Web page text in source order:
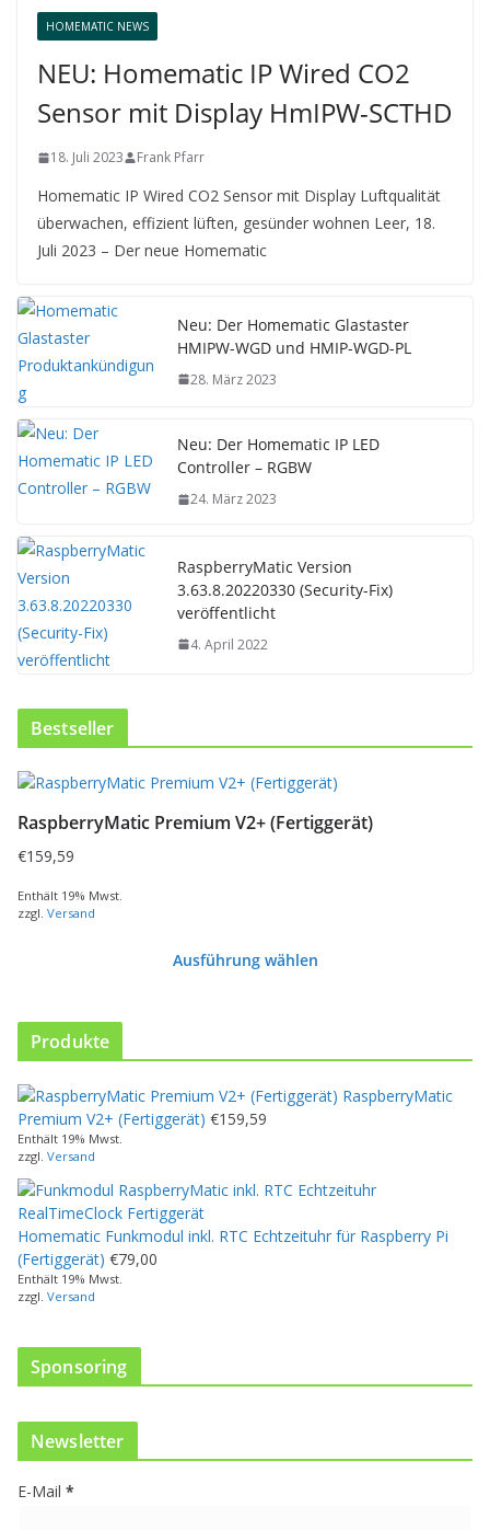
HOMEMATIC NEWS
NEU: Homematic IP Wired CO2
Sensor mit Display HmIPW-SCTHD
18. Juli 2023 Frank Pfarr
Homematic IP Wired CO2 Sensor mit Display Luftqualität
überwachen, effizient lüften, gesünder wohnen Leer, 18.
Juli 2023 – Der neue Homematic
Neu: Der Homematic Glastaster
HMIPW-WGD und HMIP-WGD-PL
28. März 2023
Neu: Der Homematic IP LED
Controller – RGBW
24. März 2023
RaspberryMatic Version
3.63.8.20220330 (Security-Fix)
veröffentlicht
4. April 2022
Bestseller
RaspberryMatic Premium V2+ (Fertiggerät)
€159,59
Enthält 19% Mwst.
zzgl. Versand
Ausführung wählen
s
e
s
P
r
o
d
u
k
t
w
t
e
e
Produkte
RaspberryMatic
Premium V2+ (Fertiggerät) €159,59
Enthält 19% Mwst.
zzgl. Versand
Homematic Funkmodul inkl. RTC Echtzeituhr für Raspberry Pi
(Fertiggerät) €79,00
Enthält 19% Mwst.
zzgl. Versand
Sponsoring
Newsletter
E-Mail *